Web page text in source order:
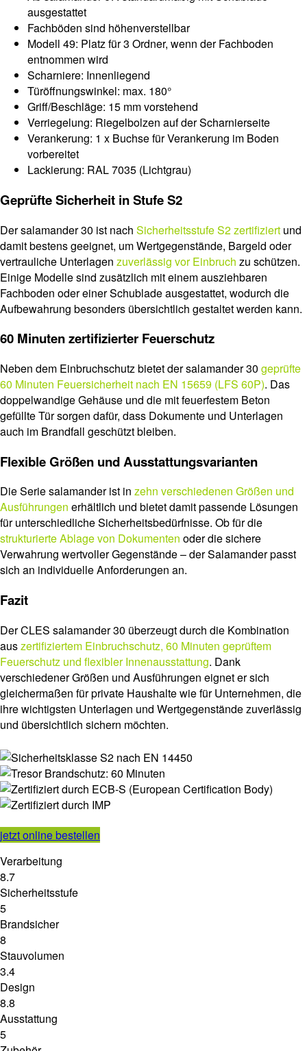
ausgestattet
Fachböden sind höhenverstellbar
Modell 49: Platz für 3 Ordner, wenn der Fachboden
entnommen wird
Scharniere: Innenliegend
Türöffnungswinkel: max. 180°
Griff/Beschläge: 15 mm vorstehend
Verriegelung: Riegelbolzen auf der Scharnierseite
Verankerung: 1 x Buchse für Verankerung im Boden
vorbereitet
Lackierung: RAL 7035 (Lichtgrau)
Geprüfte Sicherheit in Stufe S2
Der salamander 30 ist nach Sicherheitsstufe S2 zertifiziert und
damit bestens geeignet, um Wertgegenstände, Bargeld oder
vertrauliche Unterlagen zuverlässig vor Einbruch zu schützen.
Einige Modelle sind zusätzlich mit einem ausziehbaren
Fachboden oder einer Schublade ausgestattet, wodurch die
Aufbewahrung besonders übersichtlich gestaltet werden kann.
60 Minuten zertifizierter Feuerschutz
Neben dem Einbruchschutz bietet der salamander 30 geprüfte
60 Minuten Feuersicherheit nach EN 15659 (LFS 60P). Das
doppelwandige Gehäuse und die mit feuerfestem Beton
gefüllte Tür sorgen dafür, dass Dokumente und Unterlagen
auch im Brandfall geschützt bleiben.
Flexible Größen und Ausstattungsvarianten
Die Serie salamander ist in zehn verschiedenen Größen und
Ausführungen erhältlich und bietet damit passende Lösungen
für unterschiedliche Sicherheitsbedürfnisse. Ob für die
strukturierte Ablage von Dokumenten oder die sichere
Verwahrung wertvoller Gegenstände – der Salamander passt
sich an individuelle Anforderungen an.
Fazit
Der CLES salamander 30 überzeugt durch die Kombination
auszertifiziertem Einbruchschutz, 60 Minuten geprüftem
Feuerschutz und flexibler Innenausstattung. Dank
verschiedener Größen und Ausführungen eignet er sich
gleichermaßen für private Haushalte wie für Unternehmen, die
ihre wichtigsten Unterlagen und Wertgegenstände zuverlässig
und übersichtlich sichern möchten.
jetzt online bestellen
Verarbeitung
8.7
Sicherheitsstufe
5
Brandsicher
8
Stauvolumen
3.4
Design
8.8
Ausstattung
5